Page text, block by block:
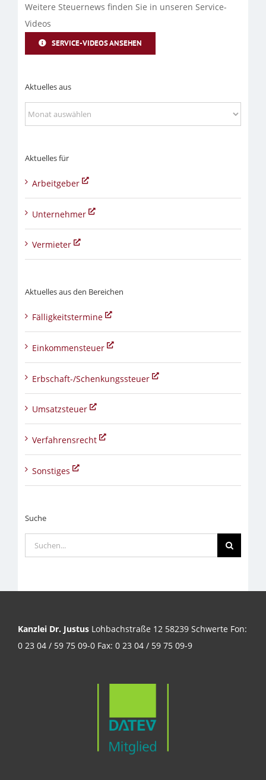
Weitere Steuernews finden Sie in unseren Service-
Videos
SERVICE-VIDEOS ANSEHEN
Aktuelles aus
Aktuelles
aus
Aktuelles für
Arbeitgeber
Unternehmer
Vermieter
Aktuelles aus den Bereichen
Fälligkeitstermine
Einkommensteuer
Erbschaft-/Schenkungssteuer
Umsatzsteuer
Verfahrensrecht
Sonstiges
Suche
Suche
nach:
Kanzlei Dr. Justus Lohbachstraße 12 58239 Schwerte Fon:
0 23 04 / 59 75 09-0 Fax: 0 23 04 / 59 75 09-9